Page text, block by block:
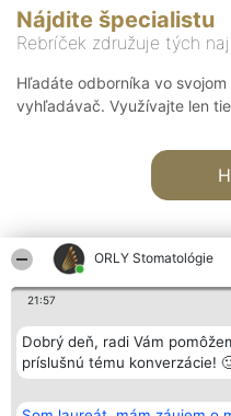
ORLY Stomatológie
21:57
Dobrý deň, radi Vám
príslušnú tému konverzácie!
Nájdite špecialistu
Rebríček združuje tých
Hľadáte odborníka vo
vyhľadávač. Využívajte len
Organizátor hodnotenia
Bright Side Solutions sp. z o.
o. sp. k.
Wrocław 50-079